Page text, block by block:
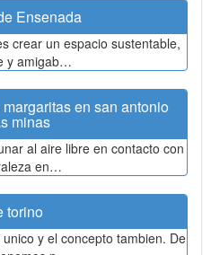
Ensenada
crear un espacio sustentable,
y amigab…
en san antonio
minas
al aire libre en contacto con
en…
torino
y el concepto tambien. De